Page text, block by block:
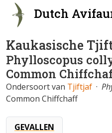
Dutch
Kaukasische
Phylloscopus
Common
Ondersoort van Tjiftjaf ·
Common Chiffchaff
GEVALLEN